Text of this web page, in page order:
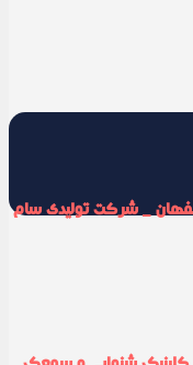
_ شرکت تولیدی سام